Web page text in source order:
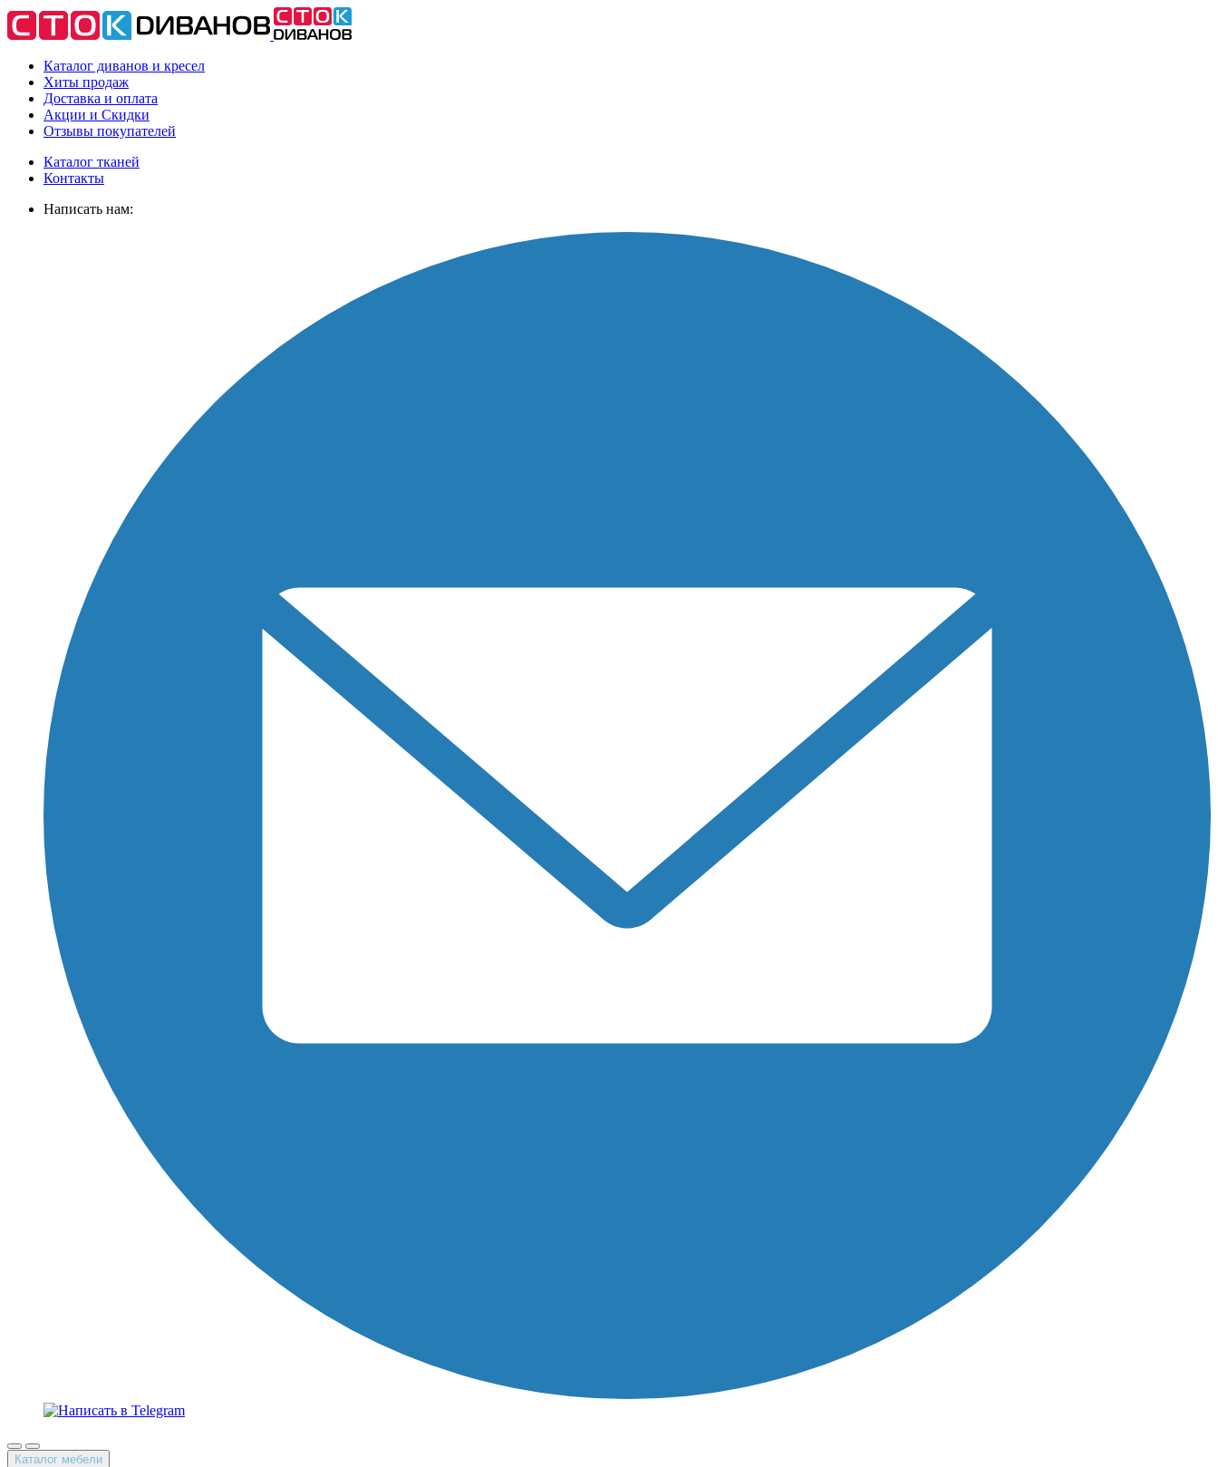
Каталог диванов и кресел
Хиты продаж
Доставка и оплата
Акции и Скидки
Отзывы покупателей
Каталог тканей
Контакты
Написать нам:
Каталог мебели